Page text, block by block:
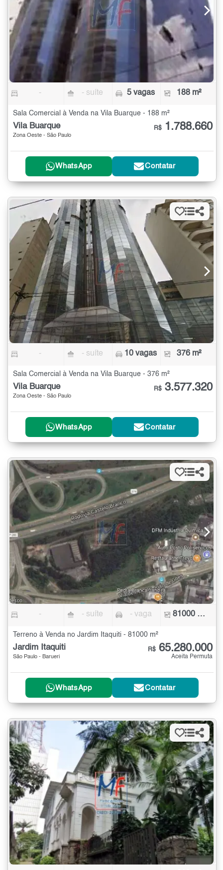
- - suíte 5 vagas 188 m²
Sala Comercial à Venda na Vila Buarque - 188 m²
Vila Buarque
Zona Oeste - São Paulo
R$ 1.788.660
WhatsApp Contatar
- - suíte 10 vagas 376 m²
Sala Comercial à Venda na Vila Buarque - 376 m²
Vila Buarque
Zona Oeste - São Paulo
R$ 3.577.320
WhatsApp Contatar
- - suíte - vaga 81000 m²
Terreno à Venda no Jardim Itaquiti - 81000 m²
Jardim Itaquiti
São Paulo - Barueri
R$ 65.280.000
Aceita Permuta
WhatsApp Contatar